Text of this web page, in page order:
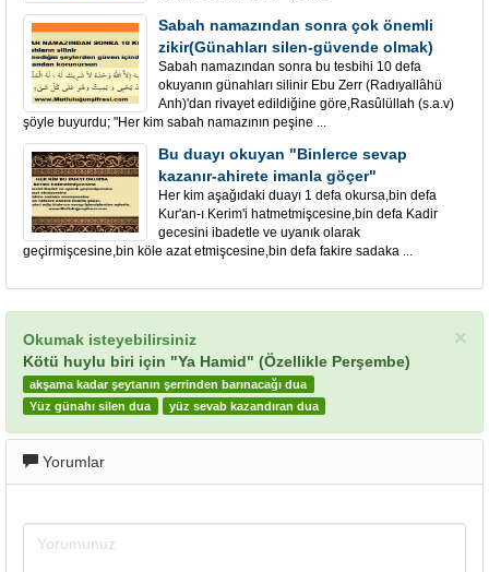
Sabah namazından sonra çok önemli
zikir(Günahları silen-güvende olmak)
Sabah namazından sonra bu tesbihi 10 defa
okuyanın günahları silinir Ebu Zerr (Radıyallâhü
Anh)'dan rivayet edildiğine göre,Rasûlüllah (s.a.v)
şöyle buyurdu; "Her kim sabah namazının peşine ...
Bu duayı okuyan "Binlerce sevap
kazanır-ahirete imanla göçer"
Her kim aşağıdaki duayı 1 defa okursa,bin defa
Kur'an-ı Kerim'i hatmetmişcesine,bin defa Kadir
gecesini ibadetle ve uyanık olarak
geçirmişcesine,bin köle azat etmişcesine,bin defa fakire sadaka ...
×
Okumak isteyebilirsiniz
Kötü huylu biri için "Ya Hamid" (Özellikle Perşembe)
akşama kadar şeytanın şerrinden barınacağı dua
Yüz günahı silen dua
yüz sevab kazandıran dua
Yorumlar